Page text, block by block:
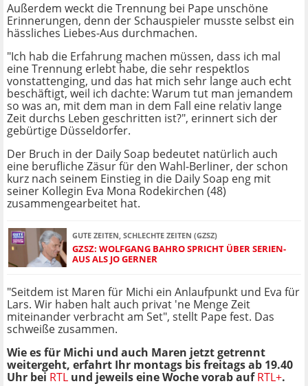
Außerdem weckt die Trennung bei Pape unschöne
Erinnerungen, denn der Schauspieler musste selbst ein
hässliches Liebes-Aus durchmachen.
"Ich hab die Erfahrung machen müssen, dass ich mal
eine Trennung erlebt habe, die sehr respektlos
vonstattenging, und das hat mich sehr lange auch echt
beschäftigt, weil ich dachte: Warum tut man jemandem
so was an, mit dem man in dem Fall eine relativ lange
Zeit durchs Leben geschritten ist?", erinnert sich der
gebürtige Düsseldorfer.
Der Bruch in der Daily Soap bedeutet natürlich auch
eine berufliche Zäsur für den Wahl-Berliner, der schon
kurz nach seinem Einstieg in die Daily Soap eng mit
seiner Kollegin Eva Mona Rodekirchen (48)
zusammengearbeitet hat.
GUTE ZEITEN, SCHLECHTE ZEITEN (GZSZ)
GZSZ: WOLFGANG BAHRO SPRICHT ÜBER SERIEN-
AUS ALS JO GERNER
"Seitdem ist Maren für Michi ein Anlaufpunkt und Eva für
Lars. Wir haben halt auch privat 'ne Menge Zeit
miteinander verbracht am Set", stellt Pape fest. Das
schweiße zusammen.
Wie es für Michi und auch Maren jetzt getrennt
weitergeht, erfahrt Ihr montags bis freitags ab 19.40
Uhr bei RTL und jeweils eine Woche vorab aufRTL+.